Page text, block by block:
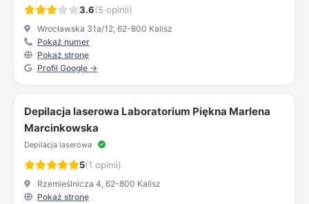
3.6(5 opinii)
Wrocławska 31a/12, 62-800 Kalisz
Pokaż numer
Pokaż stronę
Profil Google →
Depilacja laserowa Laboratorium Piękna Marlena
Marcinkowska
Depilacja laserowa
5(1 opinii)
Rzemieślnicza 4, 62-800 Kalisz
Pokaż stronę